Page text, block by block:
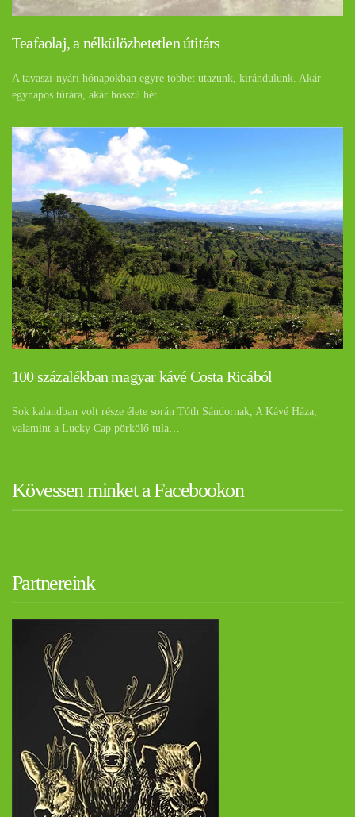
Teafaolaj, a nélkülözhetetlen útitárs
A tavaszi-nyári hónapokban egyre többet utazunk, kirándulunk. Akár
egynapos túrára, akár hosszú hét…
100 százalékban magyar kávé Costa Ricából
Sok kalandban volt része élete során Tóth Sándornak, A Kávé Háza,
valamint a Lucky Cap pörkölő tula…
Kövessen minket a Facebookon
Partnereink